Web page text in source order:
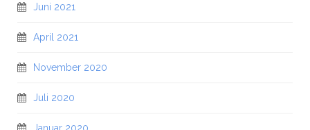
Juni 2021
April 2021
November 2020
Juli 2020